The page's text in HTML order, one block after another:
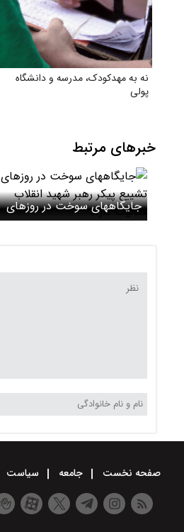
نه به مهدکودک، مدرسه و دانشگاه
پولی
خبرهای مرتبط
جایگاههای سوخت در روزهای
تشییع پیکر رهبر شهید انقلاب
صفحه نخست جامعه سیاست